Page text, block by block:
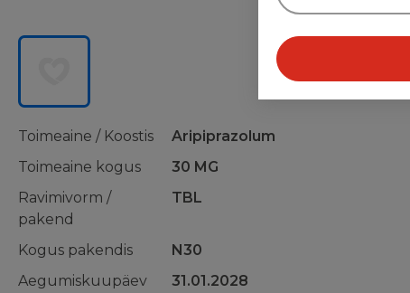
Toimeaine / Koostis
Aripiprazolum
Toimeaine kogus
30 MG
Ravimivorm /
pakend
TBL
Kogus pakendis
N30
Aegumiskuupäev
31.01.2028